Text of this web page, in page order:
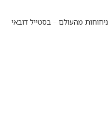
ניחוחות מהעולם – בסטייל דובאי